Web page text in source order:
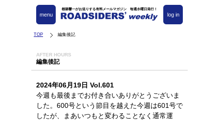
都築響一がお送りする有料メールマガジン 毎週水曜日発行！
log in
menu
TOP 編集後記
AFTER HOURS
編集後記
2024年06月19日 Vol.601
今週も最後までお付き合いありがとうございま
した。600号という節目を越えた今週は601号で
したが、まあいつもと変わることなく通常運